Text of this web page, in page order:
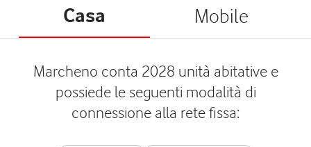
Casa Mobile
Marcheno conta 2028 unità abitative e
possiede le seguenti modalità di
connessione alla rete fissa: